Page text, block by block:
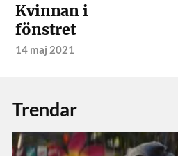
Kvinnan i
fönstret
14 maj 2021
Trendar